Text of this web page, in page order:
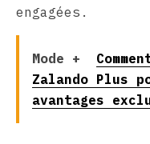
engagées.
Mode +
Zalando Plus
avantages